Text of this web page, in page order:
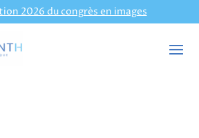
2026 du congrès en images